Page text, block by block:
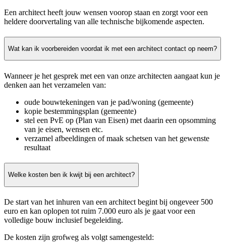
Een architect heeft jouw wensen voorop staan en zorgt voor een
heldere doorvertaling van alle technische bijkomende aspecten.
Wat kan ik voorbereiden voordat ik met een architect contact op neem?
Wanneer je het gesprek met een van onze architecten aangaat kun je
denken aan het verzamelen van:
oude bouwtekeningen van je pad/woning (gemeente)
kopie bestemmingsplan (gemeente)
stel een PvE op (Plan van Eisen) met daarin een opsomming
van je eisen, wensen etc.
verzamel afbeeldingen of maak schetsen van het gewenste
resultaat
Welke kosten ben ik kwijt bij een architect?
De start van het inhuren van een architect begint bij ongeveer 500
euro en kan oplopen tot ruim 7.000 euro als je gaat voor een
volledige bouw inclusief begeleiding.
De kosten zijn grofweg als volgt samengesteld: